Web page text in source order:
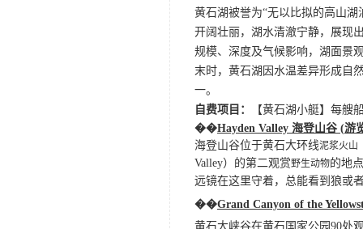
黄石湖被誉为“无以比拟的高山
开阔壮丽，湖水清澈宁静，展现
规模、深度及气候影响，湖面景
末时，黄石湖因水温差异形成自
一。
自费项目：
【黄石湖小艇】每艘
��Hayden Valley 海登山谷 (游
海登山谷位于黄石大环线泥浆火山
Valley）的第二观赏野生动物的地
远镜在这里守着，总能看到狼或
��Grand Canyon of the
黄石大峡谷在黄石国家公园90处